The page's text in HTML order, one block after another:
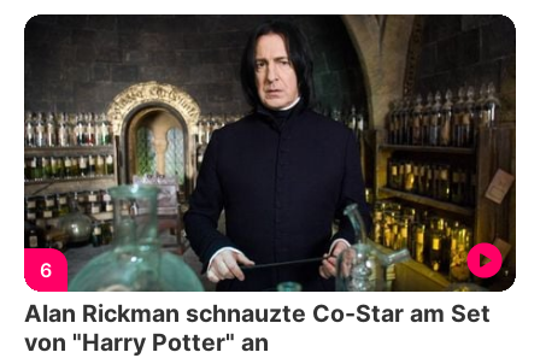
6
Alan Rickman schnauzte Co-Star am Set
von "Harry Potter" an